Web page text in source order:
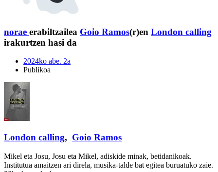
norae erabiltzailea Goio Ramos(r)en London calling
irakurtzen hasi da
2024ko abe. 2a
Publikoa
London calling, Goio Ramos
Mikel eta Josu, Josu eta Mikel, adiskide minak, betidanikoak.
Institutua amaitzen ari direla, musika-talde bat egitea buruatuko zaie.